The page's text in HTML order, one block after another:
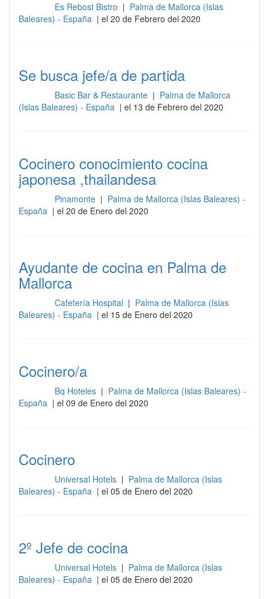
Es Rebost Bistro | Palma de Mallorca (Islas
Baleares) - España | el 20 de Febrero del 2020
Se busca jefe/a de partida
Basic Bar & Restaurante | Palma de Mallorca
(Islas Baleares) - España | el 13 de Febrero del 2020
Cocinero conocimiento cocina
japonesa ,thailandesa
Pinamonte | Palma de Mallorca (Islas Baleares) -
España | el 20 de Enero del 2020
Ayudante de cocina en Palma de
Mallorca
Cafetería Hospital | Palma de Mallorca (Islas
Baleares) - España | el 15 de Enero del 2020
Cocinero/a
Bq Hoteles | Palma de Mallorca (Islas Baleares) -
España | el 09 de Enero del 2020
Cocinero
Universal Hotels | Palma de Mallorca (Islas
Baleares) - España | el 05 de Enero del 2020
2º Jefe de cocina
Universal Hotels | Palma de Mallorca (Islas
Baleares) - España | el 05 de Enero del 2020